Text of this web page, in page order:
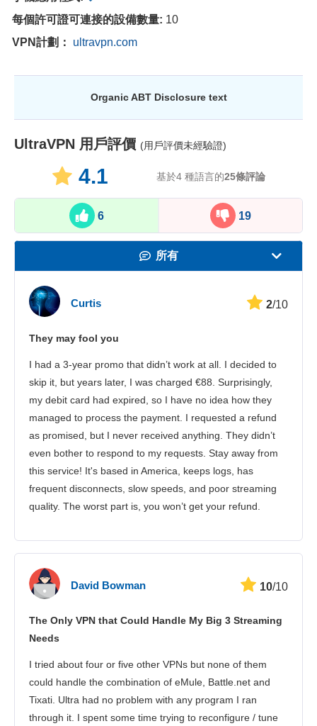
每個許可證可連接的設備數量: 10
VPN計劃： ultravpn.com
Organic ABT Disclosure text
UltraVPN 用戶評價 (用戶評價未經驗證)
4.1 基於4 種語言的25條評論
6 19
所有
客戶服務
Curtis 2/10
They may fool you
I had a 3-year promo that didn’t work at all. I decided to
skip it, but years later, I was charged €88. Surprisingly,
my debit card had expired, so I have no idea how they
managed to process the payment. I requested a refund
as promised, but I never received anything. They didn’t
even bother to respond to my requests. Stay away from
this service! It's based in America, keeps logs, has
frequent disconnects, slow speeds, and poor streaming
quality. The worst part is, you won’t get your refund.
David Bowman 10/10
The Only VPN that Could Handle My Big 3 Streaming
Needs
I tried about four or five other VPNs but none of them
could handle the combination of eMule, Battle.net and
Tixati. Ultra had no problem with any program I ran
through it. I spent some time trying to reconfigure / tune